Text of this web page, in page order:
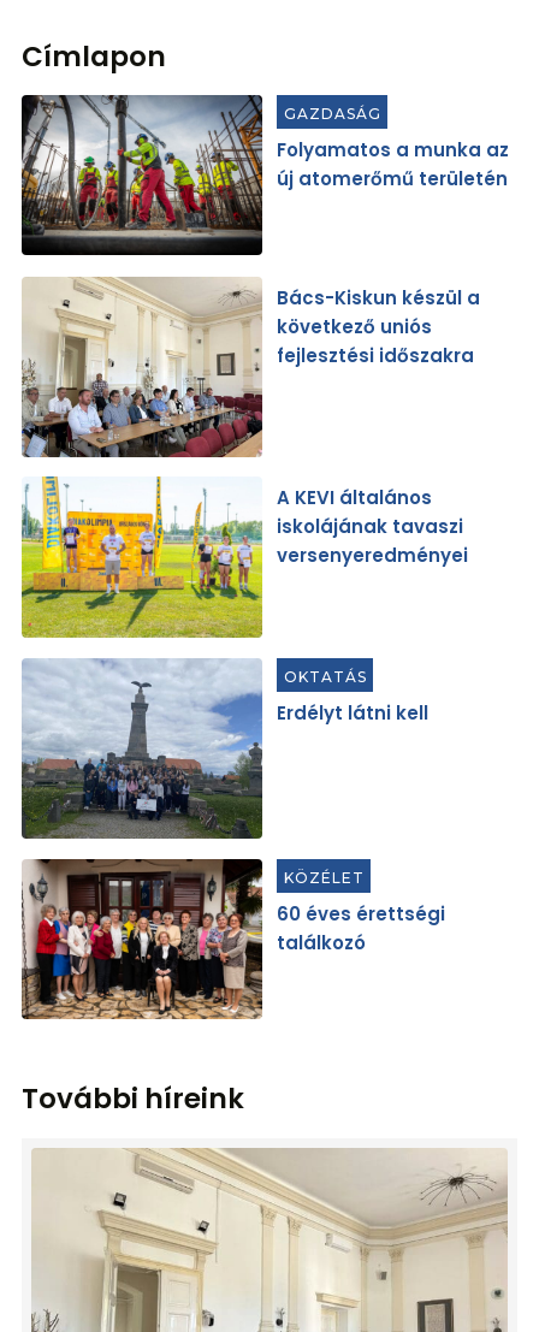
Címlapon
GAZDASÁG
Folyamatos a munka az
új atomerőmű területén
Bács-Kiskun készül a
következő uniós
fejlesztési időszakra
A KEVI általános
iskolájának tavaszi
versenyeredményei
OKTATÁS
Erdélyt látni kell
KÖZÉLET
60 éves érettségi
találkozó
További híreink